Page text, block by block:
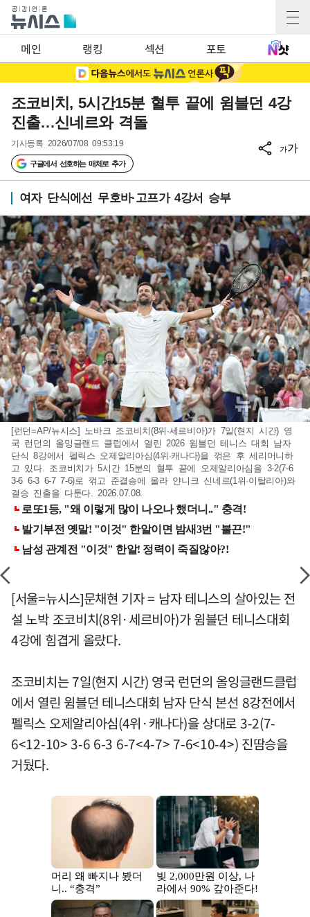
메인 랭킹 섹션 포토
조코비치, 5시간15분 혈투 끝에 윔블던 4강
진출…신네르와 격돌
기사등록 2026/07/08 09:53:19
구글에서 선호하는 매체로 추가
가가
여자 단식에선 무호바·고프가 4강서 승부
[런던=AP/뉴시스] 노바크 조코비치(8위·세르비아)가 7일(현지 시간) 영
국 런던의 올잉글랜드 클럽에서 열린 2026 윔블던 테니스 대회 남자
단식 8강에서 펠릭스 오제알리아심(4위·캐나다)을 꺾은 후 세리머니하
고 있다. 조코비치가 5시간 15분의 혈투 끝에 오제알리아심을 3-2(7-6
3-6 6-3 6-7 7-6)로 꺾고 준결승에 올라 얀니크 신네르(1위·이탈리아)와
결승 진출을 다툰다. 2026.07.08.
[서울=뉴시스]문채현 기자 = 남자 테니스의 살아있는 전
설 노박 조코비치(8위·세르비아)가 윔블던 테니스대회
4강에 힘겹게 올랐다.
조코비치는 7일(현지 시간) 영국 런던의 올잉글랜드클럽
에서 열린 윔블던 테니스대회 남자 단식 본선 8강전에서
펠릭스 오제알리아심(4위·캐나다)을 상대로 3-2(7-
6<12-10> 3-6 6-3 6-7<4-7> 7-6<10-4>) 진땀승을
거뒀다.